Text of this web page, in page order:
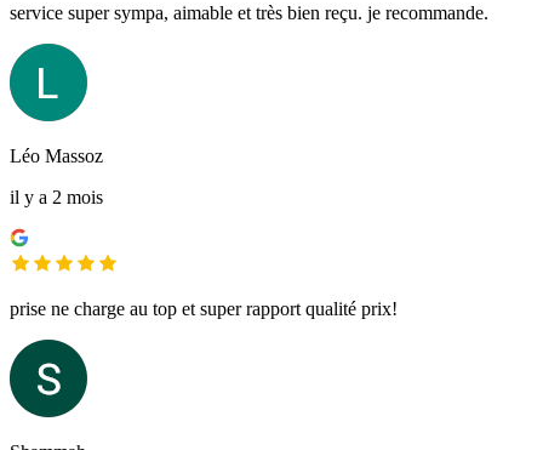
service super sympa, aimable et très bien reçu. je recommande.
Léo Massoz
il y a 2 mois
prise ne charge au top et super rapport qualité prix!